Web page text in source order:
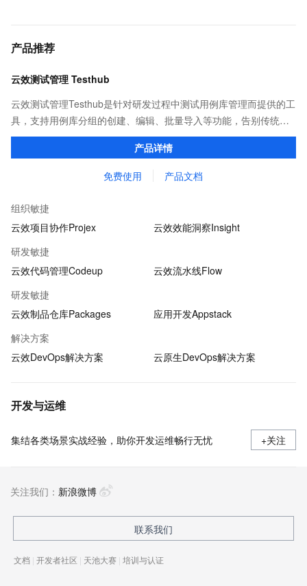
产品推荐
云效测试管理 Testhub
云效测试管理Testhub是针对研发过程中测试用例库管理而提供的工
具，支持用例库分组的创建、编辑、批量导入等功能，告别传统项
目管理中测试用例重复撰写、用例信息共享不易的问题，成为测试
产品详情
免费使用 产品文档
组织敏捷
云效项目协作Projex
云效效能洞察Insight
研发敏捷
云效代码管理Codeup
云效流水线Flow
研发敏捷
云效制品仓库Packages
应用开发Appstack
解决方案
云效DevOps解决方案
云原生DevOps解决方案
开发与运维
集结各类场景实战经验，助你开发运维畅行无忧 +关注
关注我们： 新浪微博
联系我们
文档 | 开发者社区 | 天池大赛 | 培训与认证